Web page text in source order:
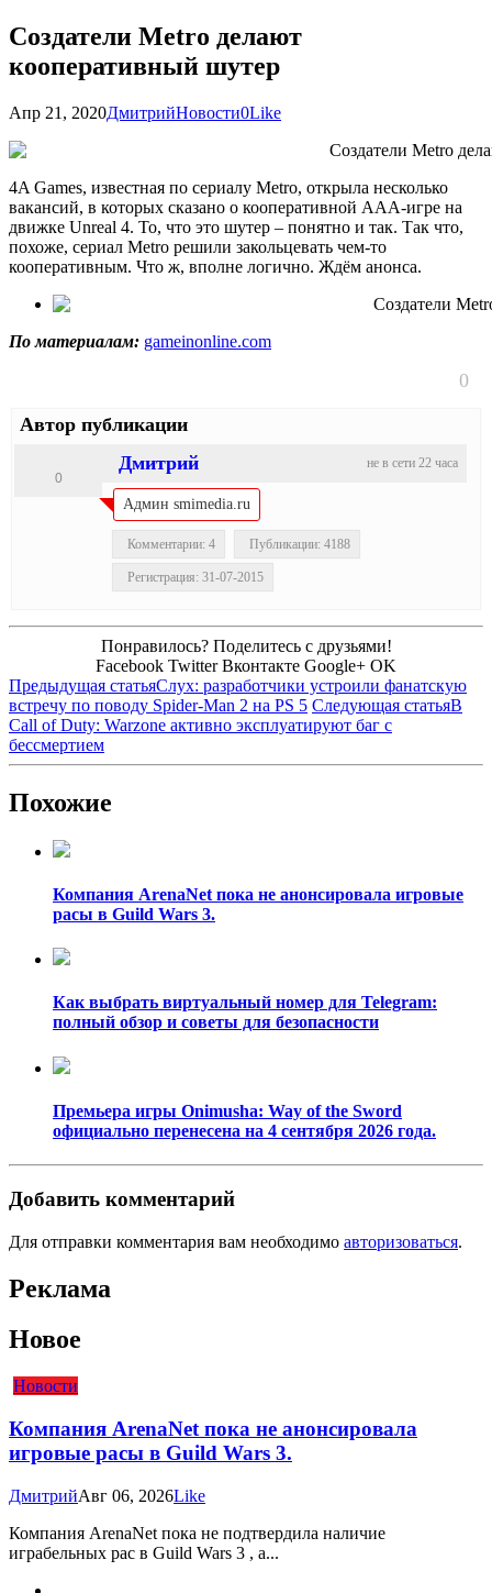
Создатели Metro делают
кооперативный шутер
Апр 21, 2020ДмитрийНовости0Like
4A Games, известная по сериалу Metro, открыла несколько
вакансий, в которых сказано о кооперативной ААА-игре на
движке Unreal 4. То, что это шутер – понятно и так. Так что,
похоже, сериал Metro решили закольцевать чем-то
кооперативным. Что ж, вполне логично. Ждём анонса.
По материалам: gameinonline.com
0
Автор публикации
не в сети 22 часа
Дмитрий
0
Админ smimedia.ru
Комментарии: 4 Публикации: 4188
Регистрация: 31-07-2015
Понравилось? Поделитесь с друзьями!
Facebook Twitter Вконтакте Google+ OK
Предыдущая статьяСлух: разработчики устроили фанатскую
встречу по поводу Spider-Man 2 на PS 5 Следующая статьяВ
Call of Duty: Warzone активно эксплуатируют баг с
бессмертием
Похожие
Компания ArenaNet пока не анонсировала игровые
расы в Guild Wars 3.
Как выбрать виртуальный номер для Telegram:
полный обзор и советы для безопасности
Премьера игры Onimusha: Way of the Sword
официально перенесена на 4 сентября 2026 года.
Добавить комментарий
Для отправки комментария вам необходимо авторизоваться.
Реклама
Новое
Новости
Компания ArenaNet пока не анонсировала
игровые расы в Guild Wars 3.
ДмитрийАвг 06, 2026Like
Компания ArenaNet пока не подтвердила наличие
играбельных рас в Guild Wars 3 , а...